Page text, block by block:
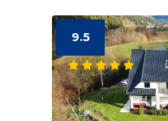
9.5